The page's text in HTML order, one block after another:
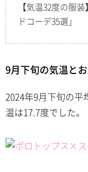
【気温32度の服
ドコーデ35選」
9月下旬の気温と
2024年9月下旬の平
温は17.7度でした。